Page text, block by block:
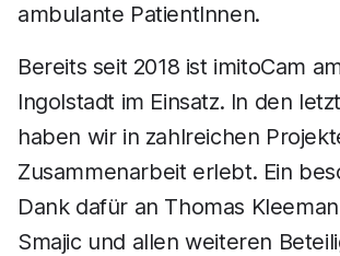
ambulante PatientInnen.
Bereits seit 2018 ist imitoCam
Ingolstadt im Einsatz. In den
haben wir in zahlreichen
Zusammenarbeit erlebt. Ein
Dank dafür an Thomas
Smajic und allen weiteren